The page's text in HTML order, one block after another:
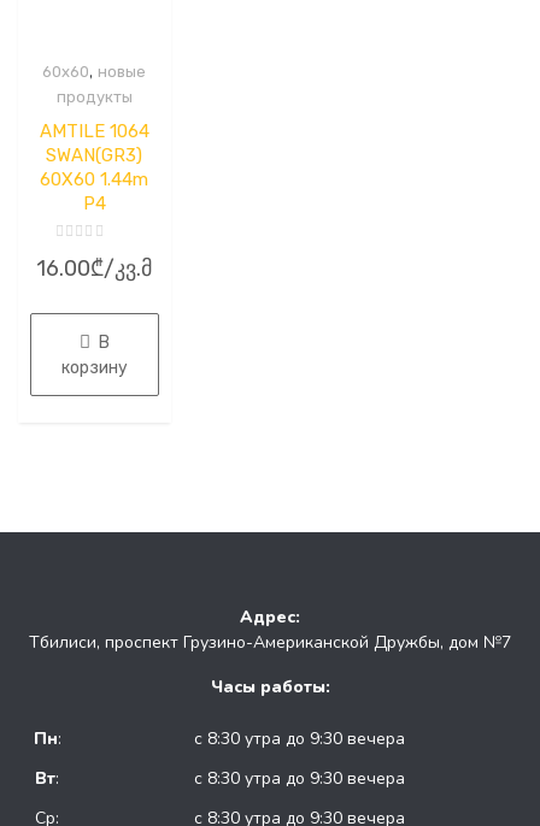
60x60, новые
продукты
AMTILE 1064
SWAN(GR3)
60X60 1.44m
P4
0
16.00₾/კვ.მ
В
корзину
Адрес:
Тбилиси, проспект Грузино-Американской Дружбы, дом №7
Часы работы:
Пн:
с 8:30 утра до 9:30 вечера
Вт:
с 8:30 утра до 9:30 вечера
Ср:
с 8:30 утра до 9:30 вечера